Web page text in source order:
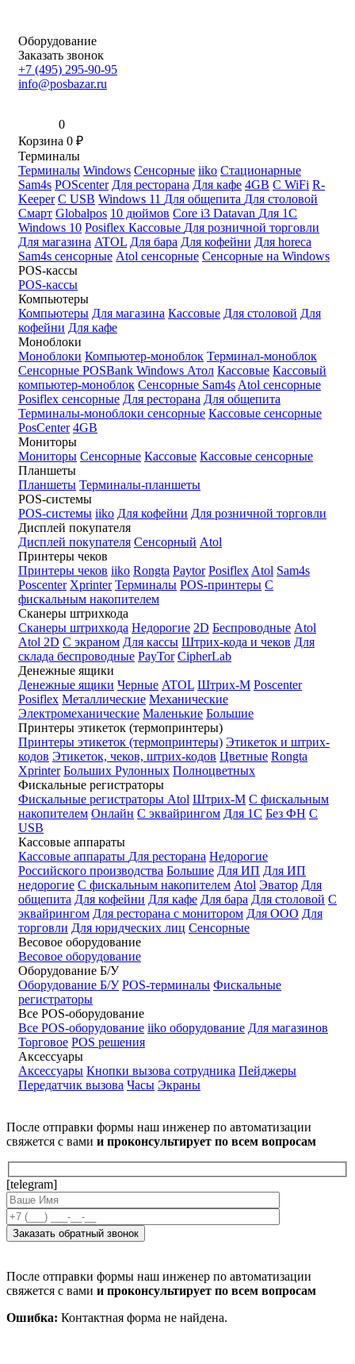
Оборудование
Заказать звонок
+7 (495) 295-90-95
info@posbazar.ru
0
Корзина 0 ₽
Терминалы
Терминалы Windows Сенсорные iiko Стационарные
Sam4s POScenter Для ресторана Для кафе 4GB С WiFi R-
Keeper С USB Windows 11 Для общепита Для столовой
Смарт Globalpos 10 дюймов Core i3 Datavan Для 1С
Windows 10 Posiflex Кассовые Для розничной торговли
Для магазина ATOL Для бара Для кофейни Для horeca
Sam4s сенсорные Atol сенсорные Сенсорные на Windows
POS-кассы
POS-кассы
Компьютеры
Компьютеры Для магазина Кассовые Для столовой Для
кофейни Для кафе
Моноблоки
Моноблоки Компьютер-моноблок Терминал-моноблок
Сенсорные POSBank Windows Атол Кассовые Кассовый
компьютер-моноблок Сенсорные Sam4s Atol сенсорные
Posiflex сенсорные Для ресторана Для общепита
Терминалы-моноблоки сенсорные Кассовые сенсорные
PosCenter 4GB
Мониторы
Мониторы Сенсорные Кассовые Кассовые сенсорные
Планшеты
Планшеты Терминалы-планшеты
POS-системы
POS-системы iiko Для кофейни Для розничной торговли
Дисплей покупателя
Дисплей покупателя Сенсорный Atol
Принтеры чеков
Принтеры чеков iiko Rongta Paytor Posiflex Atol Sam4s
Poscenter Xprinter Терминалы POS-принтеры С
фискальным накопителем
Сканеры штрихкода
Сканеры штрихкода Недорогие 2D Беспроводные Atol
Atol 2D С экраном Для кассы Штрих-кода и чеков Для
склада беспроводные PayTor CipherLab
Денежные ящики
Денежные ящики Черные ATOL Штрих-М Poscenter
Posiflex Металлические Механические
Электромеханические Маленькие Большие
Принтеры этикеток (термопринтеры)
Принтеры этикеток (термопринтеры) Этикеток и штрих-
кодов Этикеток, чеков, штрих-кодов Цветные Rongta
Xprinter Больших Рулонных Полноцветных
Фискальные регистраторы
Фискальные регистраторы Atol Штрих-М С фискальным
накопителем Онлайн С эквайрингом Для 1С Без ФН С
USB
Кассовые аппараты
Кассовые аппараты Для ресторана Недорогие
Российского производства Большие Для ИП Для ИП
недорогие С фискальным накопителем Atol Эватор Для
общепита Для кофейни Для кафе Для бара Для столовой С
эквайрингом Для ресторана с монитором Для ООО Для
торговли Для юридческих лиц Сенсорные
Весовое оборудование
Весовое оборудование
Оборудование Б/У
Оборудование Б/У POS-терминалы Фискальные
регистраторы
Все POS-оборудование
Все POS-оборудование iiko оборудование Для магазинов
Торговое POS решения
Аксессуары
Аксессуары Кнопки вызова сотрудника Пейджеры
Передатчик вызова Часы Экраны
После отправки формы наш инженер по автоматизации
свяжется с вами и проконсультирует по всем вопросам
[telegram]
После отправки формы наш инженер по автоматизации
свяжется с вами и проконсультирует по всем вопросам
Ошибка: Контактная форма не найдена.